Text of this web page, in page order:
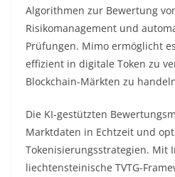
Algorithmen zur Bewertung
Risikomanagement und
Prüfungen. Mimo ermöglicht
effizient in digitale Token zu
Blockchain-Märkten zu
Die KI-gestützten
Marktdaten in Echtzeit und
Tokenisierungsstrategien. Mit
liechtensteinische TVTG-